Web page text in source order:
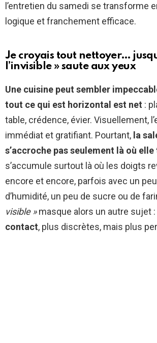
l’entretien du samedi se transforme
logique et franchement efficace.
Je croyais tout nettoyer…
l’invisible » saute aux yeux
Une cuisine peut sembler
tout ce qui est horizontal est net :
table, crédence, évier. Visuellement,
immédiat et gratifiant. Pourtant, la
s’accroche pas seulement là où
s’accumule surtout là où les doigts
encore et encore, parfois avec un
d’humidité, un peu de sucre ou de
visible »masque alors un autre sujet :
contact, plus discrètes, mais plus